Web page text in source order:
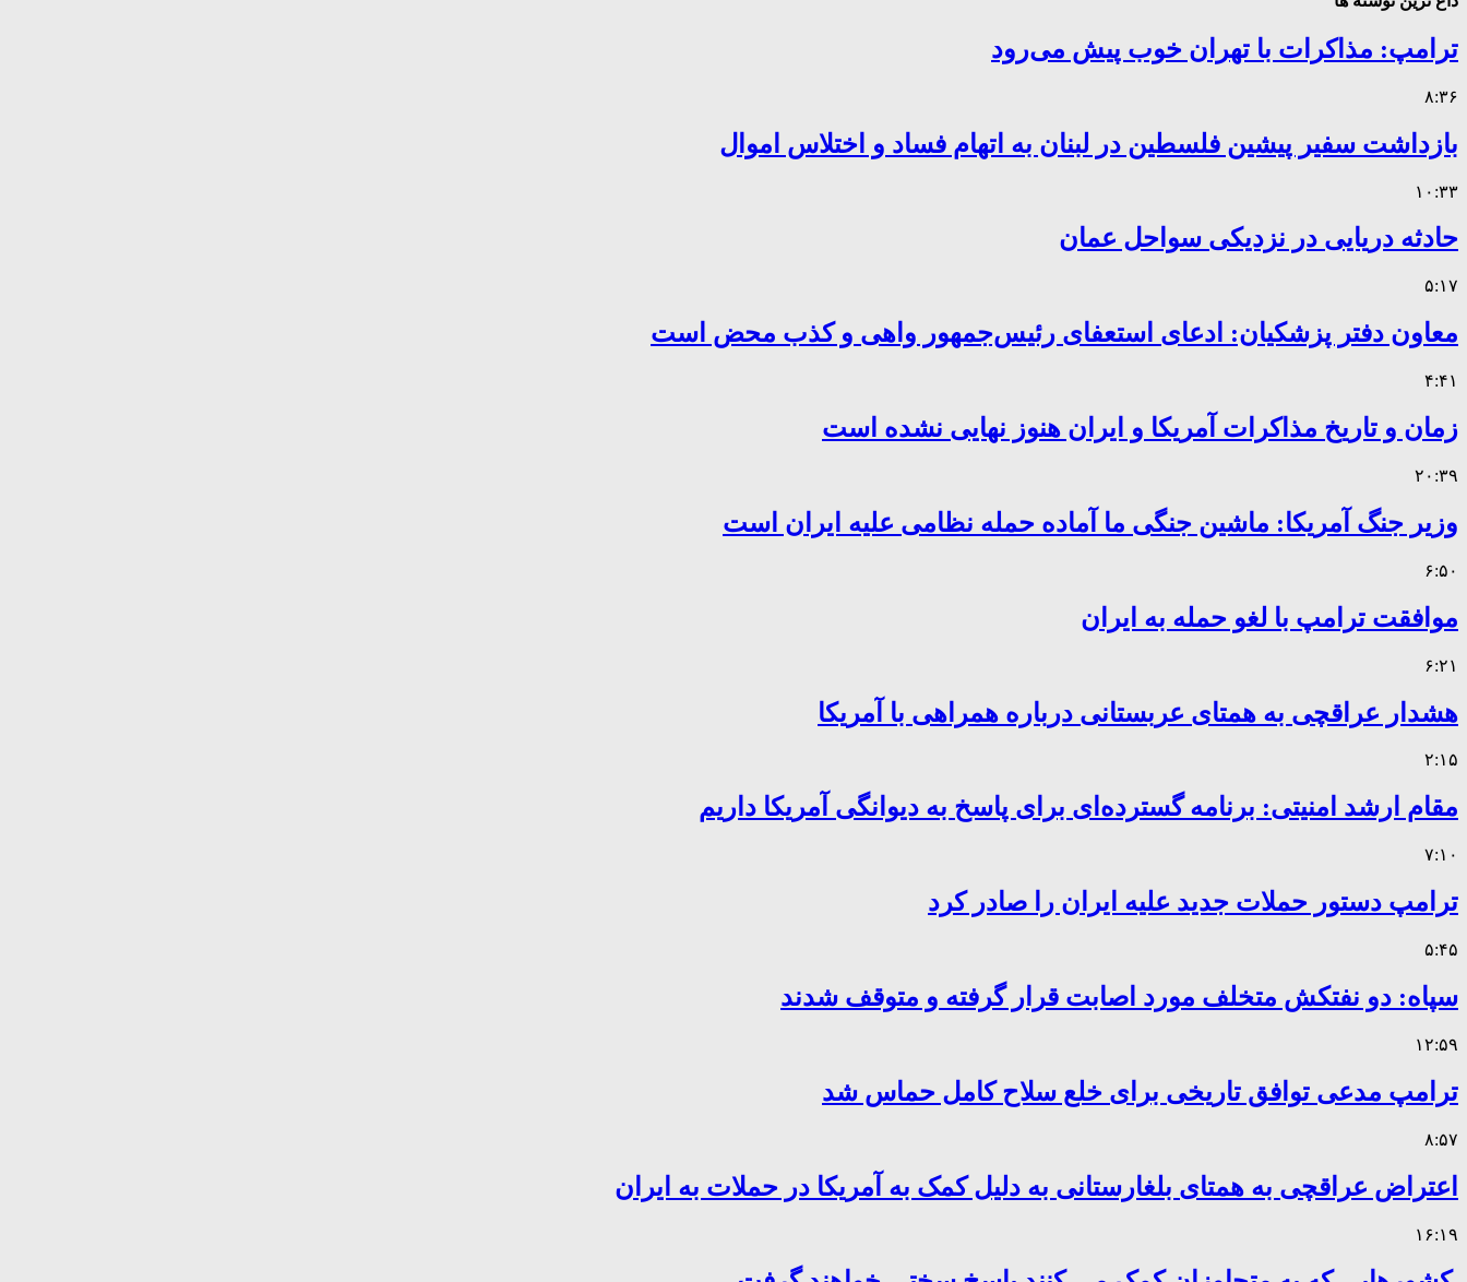
ترامپ: مذاکرات با تهران خوب پیش می‌رود
۸:۳۶
بازداشت سفیر پیشین فلسطین در لبنان به اتهام فساد و اختلاس اموال
۱۰:۳۳
حادثه دریایی در نزدیکی سواحل عمان
۵:۱۷
معاون دفتر پزشکیان: ادعای استعفای رئیس‌جمهور واهی و کذب محض است
۴:۴۱
زمان و تاریخ مذاکرات آمریکا و ایران هنوز نهایی نشده است
۲۰:۳۹
وزیر جنگ آمریکا: ماشین جنگی ما آماده حمله نظامی علیه ایران است
۶:۵۰
موافقت ترامپ با لغو حمله به ایران
۶:۲۱
هشدار عراقچی به همتای عربستانی درباره همراهی با آمریکا
۲:۱۵
مقام ارشد امنیتی: برنامه گسترده‌ای برای پاسخ به دیوانگی آمریکا داریم
۷:۱۰
ترامپ دستور حملات جدید علیه ایران را صادر کرد
۵:۴۵
سپاه: دو نفتکش متخلف مورد اصابت قرار گرفته و متوقف شدند
۱۲:۵۹
ترامپ مدعی توافق تاریخی برای خلع سلاح کامل حماس شد
۸:۵۷
اعتراض عراقچی به همتای بلغارستانی به دلیل کمک به آمریکا در حملات به ایران
۱۶:۱۹